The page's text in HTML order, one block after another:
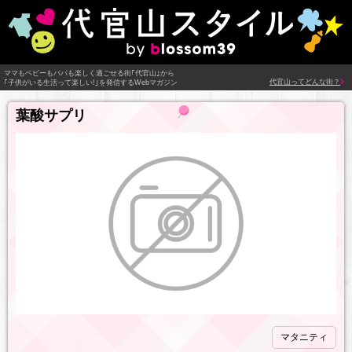
ママもベビーもパパも楽しく過ごせる街｢代官山｣から
｢子供がいる生活って楽しい!｣を発信するWebマガジン
代官山ってどんな街？
葉酸サプリ
マタニティ